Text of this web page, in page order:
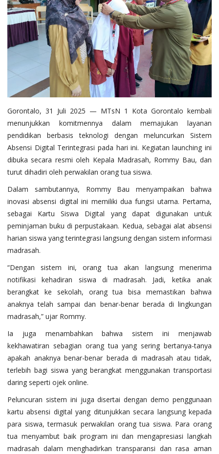
Whistleblowing System
Tentang Kami
Gorontalo, 31 Juli 2025 — MTsN 1 Kota Gorontalo kembali
menunjukkan komitmennya dalam memajukan layanan
pendidikan berbasis teknologi dengan meluncurkan Sistem
Absensi Digital Terintegrasi pada hari ini. Kegiatan launching ini
dibuka secara resmi oleh Kepala Madrasah, Rommy Bau, dan
turut dihadiri oleh perwakilan orang tua siswa.
Dalam sambutannya, Rommy Bau menyampaikan bahwa
inovasi absensi digital ini memiliki dua fungsi utama. Pertama,
sebagai Kartu Siswa Digital yang dapat digunakan untuk
peminjaman buku di perpustakaan. Kedua, sebagai alat absensi
harian siswa yang terintegrasi langsung dengan sistem informasi
madrasah.
“Dengan sistem ini, orang tua akan langsung menerima
notifikasi kehadiran siswa di madrasah. Jadi, ketika anak
berangkat ke sekolah, orang tua bisa memastikan bahwa
anaknya telah sampai dan benar-benar berada di lingkungan
madrasah,” ujar Rommy.
Ia juga menambahkan bahwa sistem ini menjawab
kekhawatiran sebagian orang tua yang sering bertanya-tanya
apakah anaknya benar-benar berada di madrasah atau tidak,
terlebih bagi siswa yang berangkat menggunakan transportasi
daring seperti ojek online.
Peluncuran sistem ini juga disertai dengan demo penggunaan
kartu absensi digital yang ditunjukkan secara langsung kepada
para siswa, termasuk perwakilan orang tua siswa. Para orang
tua menyambut baik program ini dan mengapresiasi langkah
madrasah dalam menghadirkan transparansi dan rasa aman